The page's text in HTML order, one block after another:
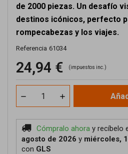
de 2000 piezas. Un desafío
destinos icónicos, perfecto
rompecabezas y los viajes.
Referencia 61034
24,94 € (impuestos inc.)
Cómpralo ahora y recíbelo
agosto de 2026 y miércoles,
con GLS